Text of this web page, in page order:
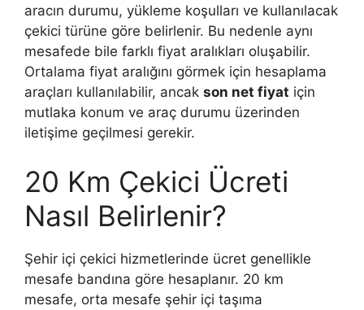
aracın durumu, yükleme koşulları ve kullanılacak
çekici türüne göre belirlenir. Bu nedenle aynı
mesafede bile farklı fiyat aralıkları oluşabilir.
Ortalama fiyat aralığını görmek için hesaplama
araçları kullanılabilir, ancak son net fiyat için
mutlaka konum ve araç durumu üzerinden
iletişime geçilmesi gerekir.
20 Km Çekici Ücreti
Nasıl Belirlenir?
Şehir içi çekici hizmetlerinde ücret genellikle
mesafe bandına göre hesaplanır. 20 km
mesafe, orta mesafe şehir içi taşıma